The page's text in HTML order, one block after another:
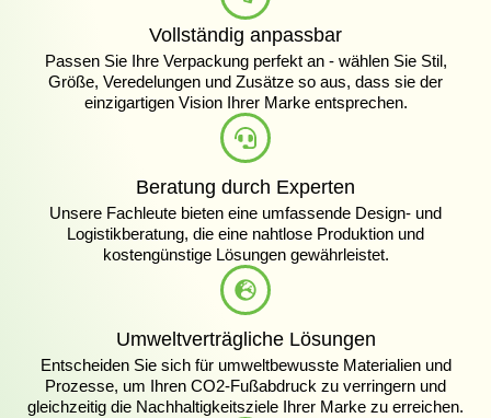
Vollständig anpassbar
Passen Sie Ihre Verpackung perfekt an - wählen Sie Stil,
Größe, Veredelungen und Zusätze so aus, dass sie der
einzigartigen Vision Ihrer Marke entsprechen.
Beratung durch Experten
Unsere Fachleute bieten eine umfassende Design- und
Logistikberatung, die eine nahtlose Produktion und
kostengünstige Lösungen gewährleistet.
Umweltverträgliche Lösungen
Entscheiden Sie sich für umweltbewusste Materialien und
Prozesse, um Ihren CO2-Fußabdruck zu verringern und
gleichzeitig die Nachhaltigkeitsziele Ihrer Marke zu erreichen.